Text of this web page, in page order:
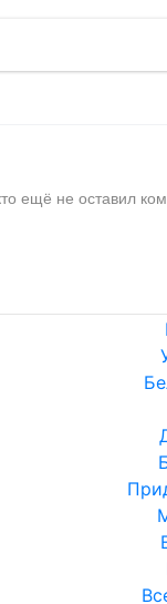
ещё не оставил